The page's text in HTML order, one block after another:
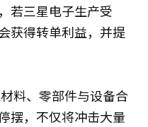
若三星电子生产受
获得转单利益，并提
料、零部件与设备合
摆，不仅将冲击大量